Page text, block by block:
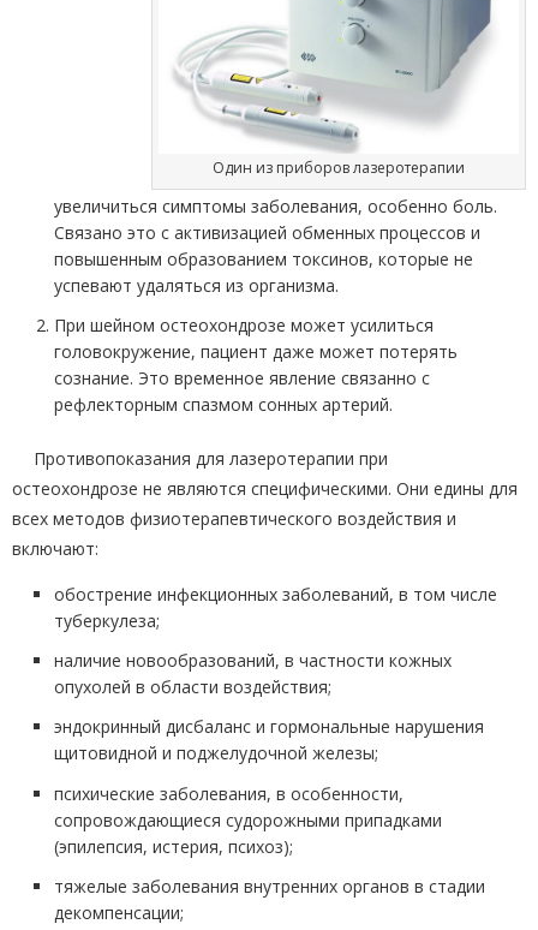
Один из приборов лазеротерапии
увеличиться симптомы заболевания, особенно боль.
Связано это с активизацией обменных процессов и
повышенным образованием токсинов, которые не
успевают удаляться из организма.
При шейном остеохондрозе может усилиться
головокружение, пациент даже может потерять
сознание. Это временное явление связанно с
рефлекторным спазмом сонных артерий.
Противопоказания для лазеротерапии при
остеохондрозе не являются специфическими. Они едины для
всех методов физиотерапевтического воздействия и
включают:
обострение инфекционных заболеваний, в том числе
туберкулеза;
наличие новообразований, в частности кожных
опухолей в области воздействия;
эндокринный дисбаланс и гормональные нарушения
щитовидной и поджелудочной железы;
психические заболевания, в особенности,
сопровождающиеся судорожными припадками
(эпилепсия, истерия, психоз);
тяжелые заболевания внутренних органов в стадии
декомпенсации;